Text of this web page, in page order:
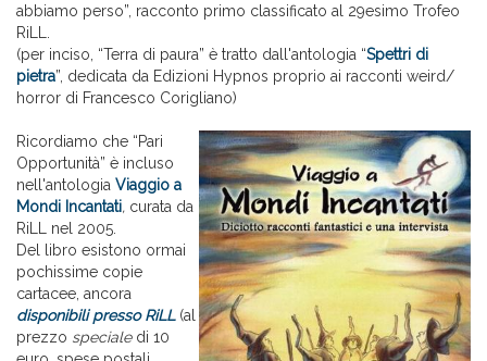
abbiamo perso”, racconto primo classificato al 29esimo Trofeo
RiLL.
(per inciso, “Terra di paura” è tratto dall'antologia “Spettri di
pietra”, dedicata da Edizioni Hypnos proprio ai racconti weird/
horror di Francesco Corigliano)
Ricordiamo che “Pari
Opportunità” è incluso
nell'antologia Viaggio a
Mondi Incantati, curata da
RiLL nel 2005.
Del libro esistono ormai
pochissime copie
cartacee, ancora
disponibili presso RiLL(al
prezzo specialedi 10